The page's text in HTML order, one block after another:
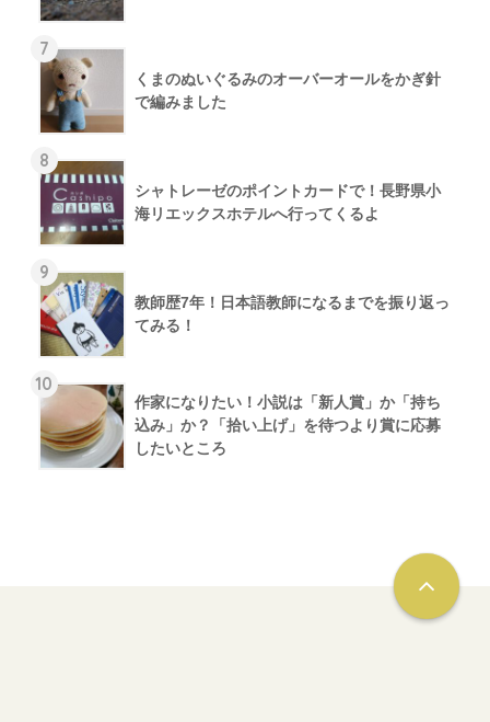
7
くまのぬいぐるみのオーバーオールをかぎ針
で編みました
8
シャトレーゼのポイントカードで！長野県小
海リエックスホテルへ行ってくるよ
9
教師歴7年！日本語教師になるまでを振り返っ
てみる！
10
作家になりたい！小説は「新人賞」か「持ち
込み」か？「拾い上げ」を待つより賞に応募
したいところ